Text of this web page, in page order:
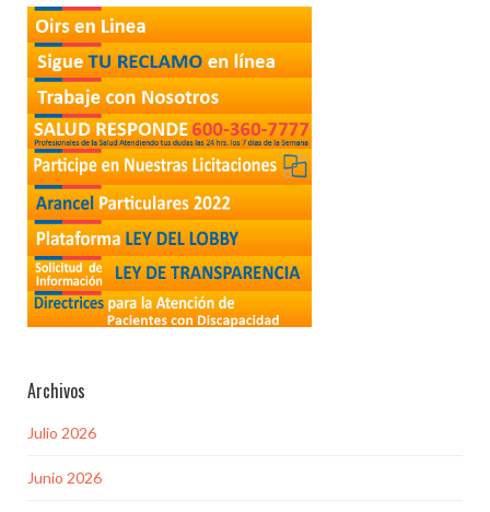
Archivos
Julio 2026
Junio 2026